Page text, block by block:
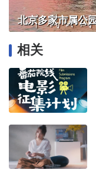
相关